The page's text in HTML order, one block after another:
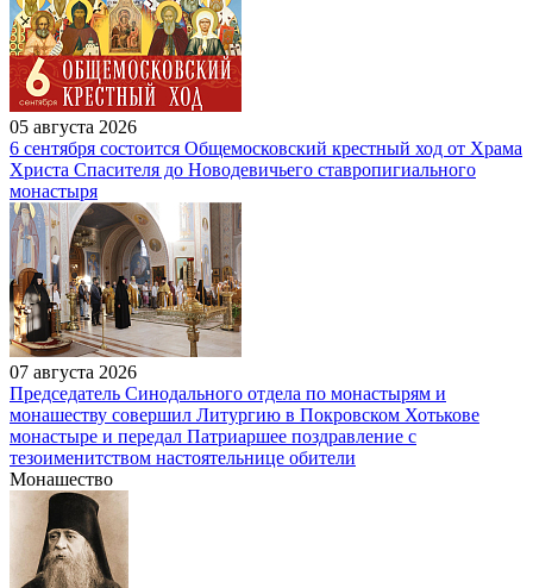
05 августа 2026
6 сентября состоится Общемосковский крестный ход от Храма
Христа Спасителя до Новодевичьего ставропигиального
монастыря
07 августа 2026
Председатель Синодального отдела по монастырям и
монашеству совершил Литургию в Покровском Хотькове
монастыре и передал Патриаршее поздравление с
тезоименитством настоятельнице обители
Монашество